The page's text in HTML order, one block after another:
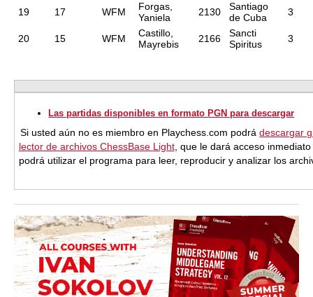
19 17 WFM
Forgas,
Yaniela
2130
Santiago
de Cuba
3
20 15 WFM
Castillo,
Mayrebis
2166
Sancti
Spiritus
3
Las partidas disponibles en formato PGN para descargar
Si usted aún no es miembro en Playchess.com podrádescargar
lector de archivos ChessBase Light, que le dará acceso
podrá utilizar el programa para leer, reproducir y analizar los